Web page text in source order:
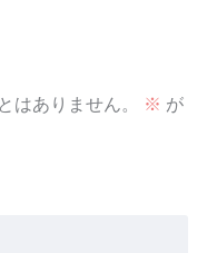
はありません。 ※ が